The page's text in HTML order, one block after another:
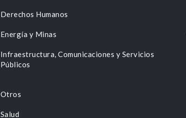
Derechos Humanos
Energía y Minas
Infraestructura, Comunicaciones y Servicios
Públicos
Otros
Salud